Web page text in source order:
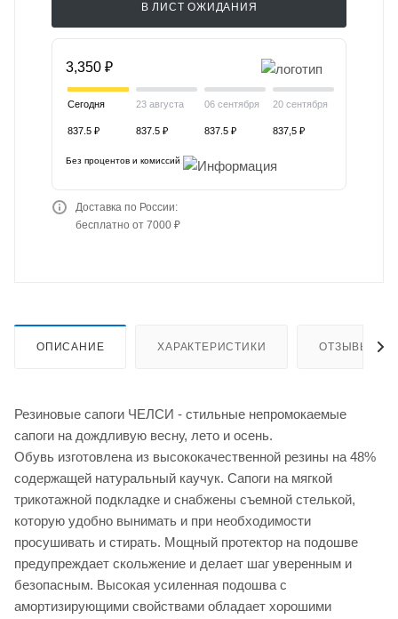
В ЛИСТ ОЖИДАНИЯ
3,350 ₽
Сегодня
837.5 ₽
23 августа
837.5 ₽
06 сентября
837.5 ₽
20 сентября
837,5 ₽
Без процентов и комиссий
Доставка по России:
бесплатно от 7000 ₽
ОПИСАНИЕ ХАРАКТЕРИСТИКИ ОТЗЫВЫ (2)
Резиновые сапоги ЧЕЛСИ - стильные непромокаемые
сапоги на дождливую весну, лето и осень.
Обувь изготовлена из высококачественной резины на 48%
содержащей натуральный каучук. Сапоги на мягкой
трикотажной подкладке и снабжены съемной стелькой,
которую удобно вынимать и при необходимости
просушивать и стирать. Мощный протектор на подошве
предупреждает скольжение и делает шаг уверенным и
безопасным. Высокая усиленная подошва с
амортизирующими свойствами обладает хорошими